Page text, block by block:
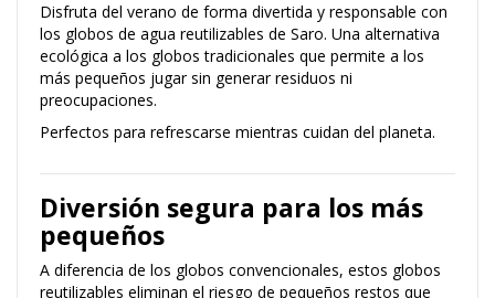
Disfruta del verano de forma divertida y responsable con
los globos de agua reutilizables de Saro. Una alternativa
ecológica a los globos tradicionales que permite a los
más pequeños jugar sin generar residuos ni
preocupaciones.
Perfectos para refrescarse mientras cuidan del planeta.
Diversión segura para los más
pequeños
A diferencia de los globos convencionales, estos globos
reutilizables eliminan el riesgo de pequeños restos que